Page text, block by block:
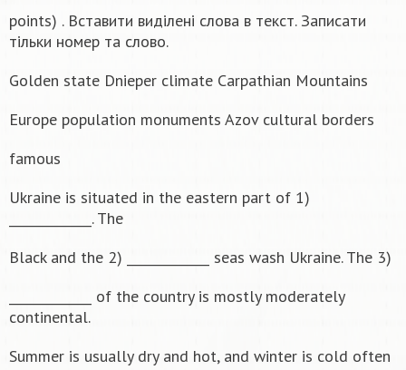
points) . Вставити виділені слова в текст. Записати
тільки номер та слово.
Golden state Dnieper climate Carpathian Mountains
Europe population monuments Azov cultural borders
famous
Ukraine is situated in the eastern part of 1)
_____________. The
Black and the 2) _____________ seas wash Ukraine. The 3)
_____________ of the country is mostly moderately
continental.
Summer is usually dry and hot, and winter is cold often